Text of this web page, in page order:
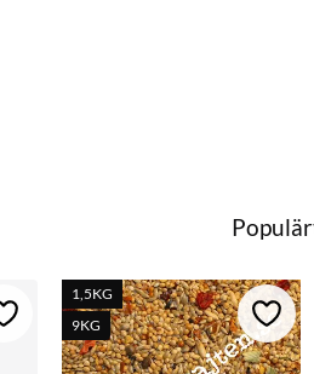
Lägg till i favoriter
1,5KG
9KG
Lägg